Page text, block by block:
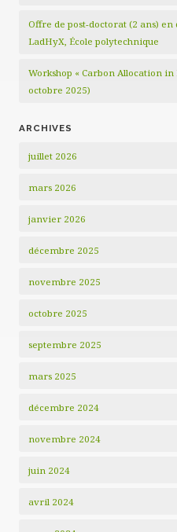
Offre de post-doctorat (2 ans)
LadHyX, École polytechnique
Workshop « Carbon Allocation in
octobre 2025)
ARCHIVES
juillet 2026
mars 2026
janvier 2026
décembre 2025
novembre 2025
octobre 2025
septembre 2025
mars 2025
décembre 2024
novembre 2024
juin 2024
avril 2024